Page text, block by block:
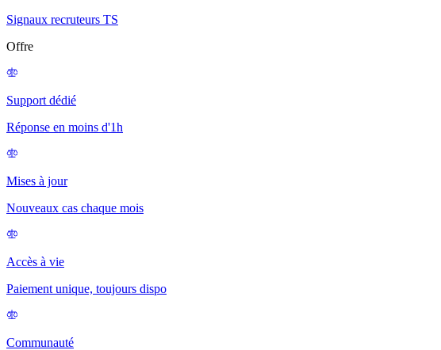
Signaux recruteurs TS
Offre
Support dédié
Réponse en moins d'1h
Mises à jour
Nouveaux cas chaque mois
Accès à vie
Paiement unique, toujours dispo
Communauté